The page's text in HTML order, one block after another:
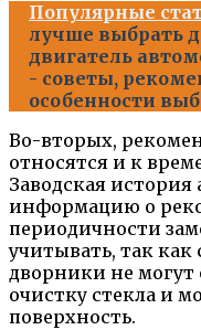
Популярные
лучше выбрать
двигатель
- советы,
особенности
Во-вторых,
относятся и к
Заводская
информацию о
периодичности
учитывать, так
дворники не могут
очистку стекла и
поверхность.